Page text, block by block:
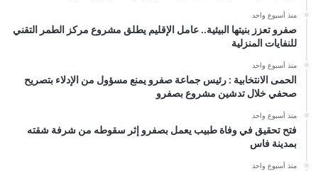
منذ أسبوع واحد
صفرو تعزز بنيتها البيئية.. عامل الإقليم يطلق مشروع مركز الطمر التقني
للنفايات المنزلية
منذ أسبوع واحد
الحمى الانتخابية : رئيس جماعة صفرو يمنع مسؤول من الإدلاء بتصريح
صحفي خلال تدشين مشروع بصفرو
منذ أسبوع واحد
فتح تحقيق في وفاة طبيب يعمل بصفرو إثر سقوطه من شرفة شقته
بمدينة فاس
منذ أسبوع واحد